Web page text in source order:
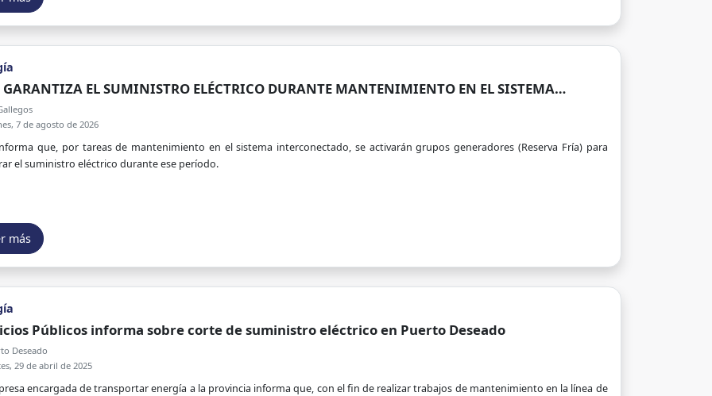
GARANTIZA EL SUMINISTRO ELÉCTRICO DURANTE MANTENIMIENTO EN EL SISTEMA
7 de agosto de 2026
que, por tareas de mantenimiento en el sistema interconectado, se activarán grupos generadores (Reserva Fría) para
el suministro eléctrico durante ese período.
más
Públicos informa sobre corte de suministro eléctrico en Puerto Deseado
Deseado
29 de abril de 2025
encargada de transportar energía a la provincia informa que, con el fin de realizar trabajos de mantenimiento en la línea de